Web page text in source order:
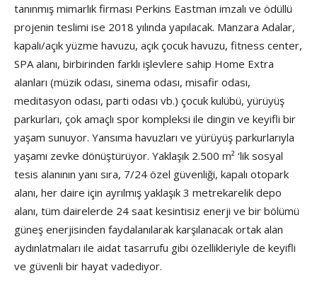
tanınmış mimarlık firması Perkins Eastman imzalı ve ödüllü
projenin teslimi ise 2018 yılında yapılacak. Manzara Adalar,
kapalı/açık yüzme havuzu, açık çocuk havuzu, fitness center,
SPA alanı, birbirinden farklı işlevlere sahip Home Extra
alanları (müzik odası, sinema odası, misafir odası,
meditasyon odası, parti odası vb.) çocuk kulübü, yürüyüş
parkurları, çok amaçlı spor kompleksi ile dingin ve keyifli bir
yaşam sunuyor. Yansıma havuzları ve yürüyüş parkurlarıyla
yaşamı zevke dönüştürüyor. Yaklaşık 2.500 m² ‘lik sosyal
tesis alanının yanı sıra, 7/24 özel güvenliği, kapalı otopark
alanı, her daire için ayrılmış yaklaşık 3 metrekarelik depo
alanı, tüm dairelerde 24 saat kesintisiz enerji ve bir bölümü
güneş enerjisinden faydalanılarak karşılanacak ortak alan
aydınlatmaları ile aidat tasarrufu gibi özellikleriyle de keyifli
ve güvenli bir hayat vadediyor.